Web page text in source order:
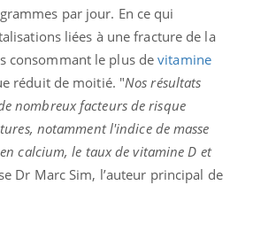
par jour. En ce qui
liées à une fracture de la
consommant le plus devitamine
réduit de moitié. "Nos résultats
nombreux facteurs de risque
notamment l'indice de masse
calcium, le taux de vitamine D et
Dr Marc Sim, l’auteur principal de